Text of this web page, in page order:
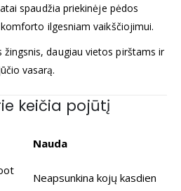
spaudžia priekinėje pėdos
ilgesniam vaikščiojimui.
žingsnis, daugiau vietos pirštams ir
vasarą.
keičia pojūtį
Nauda
Neapsunkina kojų kasdien